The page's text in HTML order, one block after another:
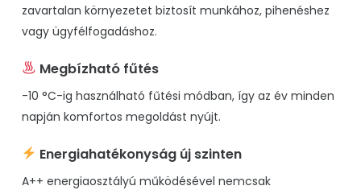
zavartalan környezetet biztosít munkához, pihenéshez
vagy ügyfélfogadáshoz.
Megbízható fűtés
-10 °C-ig használható fűtési módban, így az év minden
napján komfortos megoldást nyújt.
Energiahatékonyság új szinten
A++ energiaosztályú működésével nemcsak